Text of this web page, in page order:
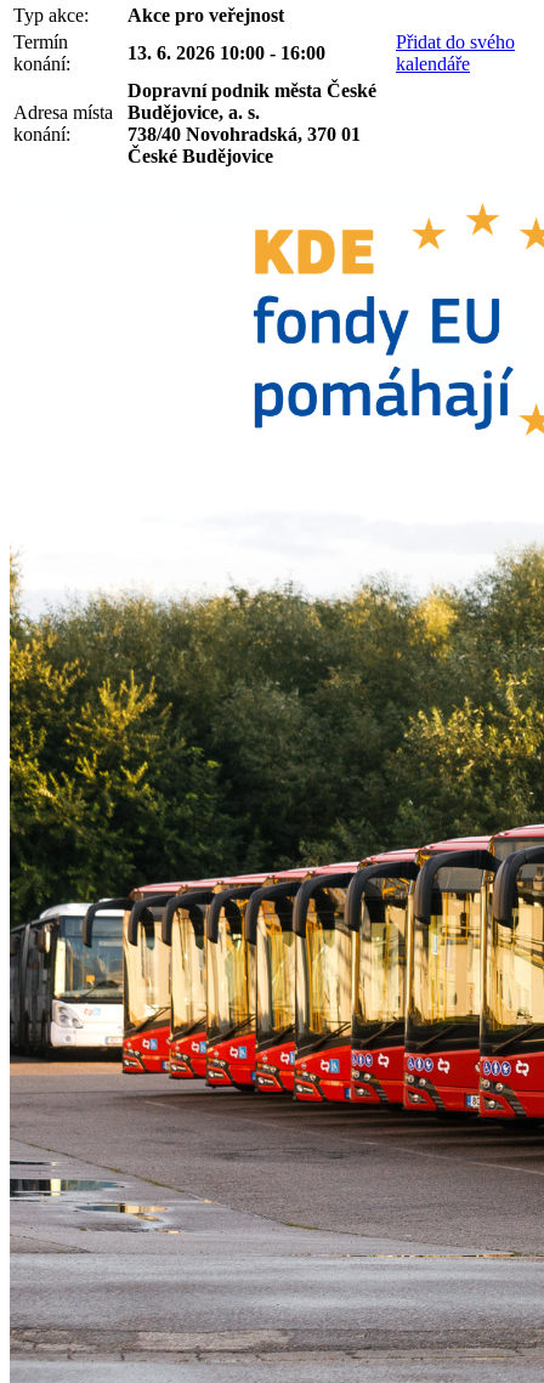
Typ akce:
Akce pro veřejnost
Termín
konání:
13. 6. 2026 10:00 - 16:00
Přidat do svého
kalendáře
Adresa místa
konání:
Dopravní podnik města České
Budějovice, a. s.
738/40 Novohradská, 370 01
České Budějovice